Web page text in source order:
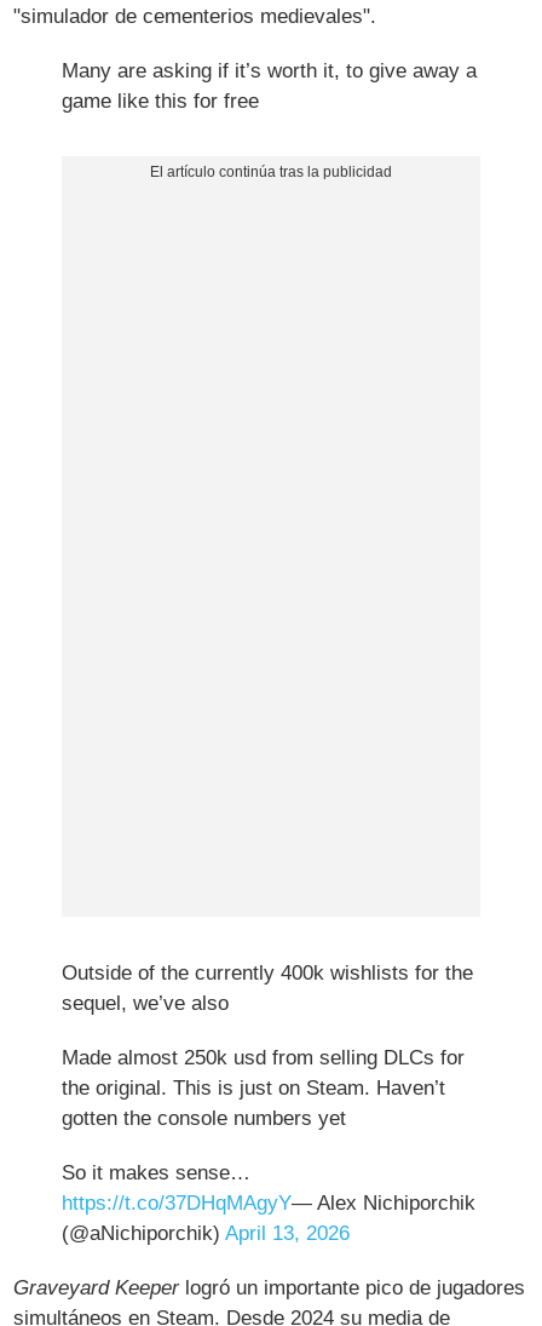
"simulador de cementerios medievales".
Many are asking if it’s worth it, to give away a
game like this for free
Outside of the currently 400k wishlists for the
sequel, we’ve also
Made almost 250k usd from selling DLCs for
the original. This is just on Steam. Haven’t
gotten the console numbers yet
So it makes sense…
https://t.co/37DHqMAgyY— Alex Nichiporchik
(@aNichiporchik)April 13, 2026
Graveyard Keeperlogró un importante pico de jugadores
simultáneos en Steam. Desde 2024 su media de